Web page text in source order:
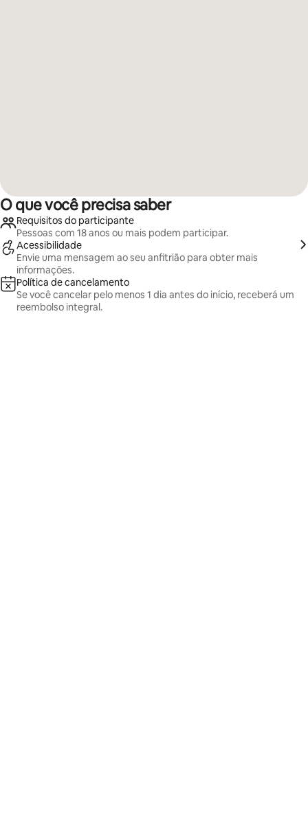
O que você precisa saber
Requisitos do participante
Pessoas com 18 anos ou mais podem participar.
Acessibilidade
Envie uma mensagem ao seu anfitrião para obter mais
informações.
Política de cancelamento
Se você cancelar pelo menos 1 dia antes do início, receberá um
reembolso integral.